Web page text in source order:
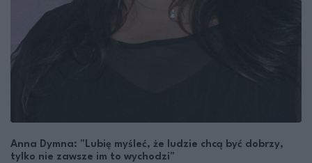
Anna Dymna: "Lubię myśleć, że ludzie chcą być dobrzy,
tylko nie zawsze im to wychodzi"